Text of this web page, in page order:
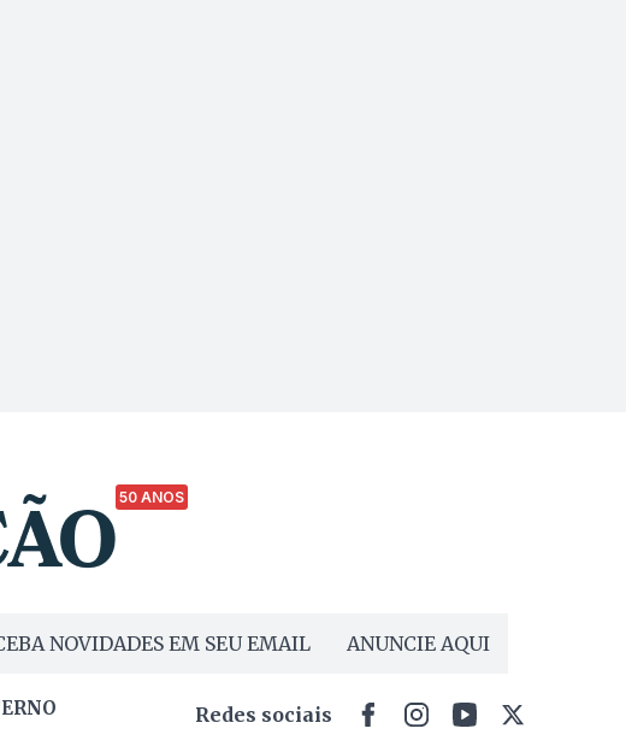
50 ANOS
NOVIDADES EM SEU EMAIL ANUNCIE AQUI
Redes sociais